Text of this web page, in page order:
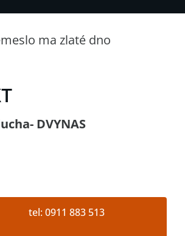
ma zlaté dno
DVYNAS
tel: 0911 883 513